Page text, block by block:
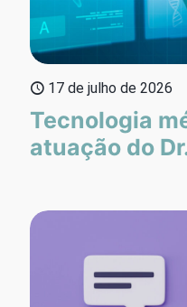
17 de julho de 2026
Tecnologia
atuação do